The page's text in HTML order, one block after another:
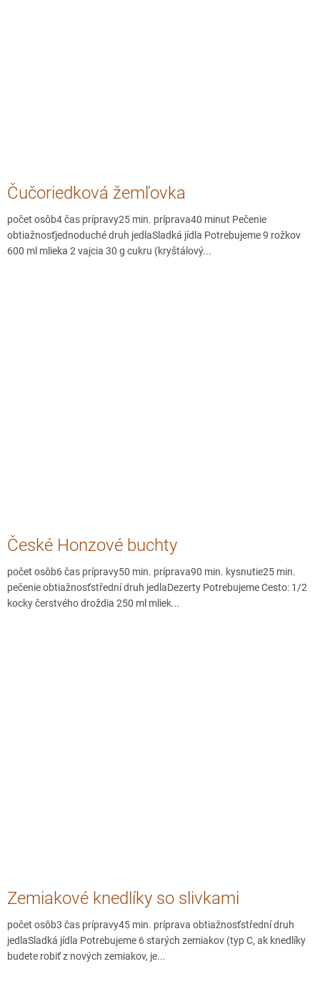
Čučoriedková žemľovka
počet osôb4 čas prípravy25 min. príprava40 minut Pečenie
obtiažnosťjednoduché druh jedlaSladká jídla Potrebujeme 9 rožkov
600 ml mlieka 2 vajcia 30 g cukru (kryštálový...
České Honzové buchty
počet osôb6 čas prípravy50 min. príprava90 min. kysnutie25 min.
pečenie obtiažnosťstřední druh jedlaDezerty Potrebujeme Cesto: 1/2
kocky čerstvého droždia 250 ml mliek...
Zemiakové knedlíky so slivkami
počet osôb3 čas prípravy45 min. príprava obtiažnosťstřední druh
jedlaSladká jídla Potrebujeme 6 starých zemiakov (typ C, ak knedlíky
budete robiť z nových zemiakov, je...